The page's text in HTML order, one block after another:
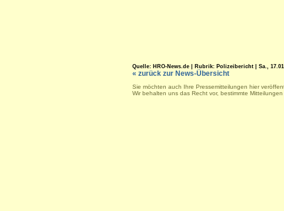
Quelle: HRO-News.de | Rubrik: Polizeibericht | Sa.,
« zurück zur News-Übersicht
Sie möchten auch Ihre Pressemitteilungen hier
Wir behalten uns das Recht vor, bestimmte